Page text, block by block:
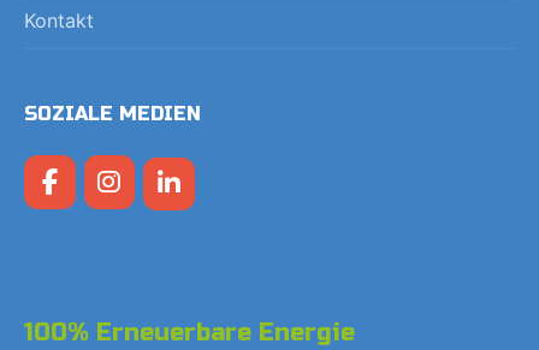
Kontakt
SOZIALE MEDIEN
100% Erneuerbare Energie